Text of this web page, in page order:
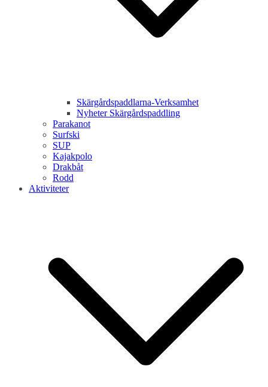
Skärgårdspaddlarna-Verksamhet
Nyheter Skärgårdspaddling
Parakanot
Surfski
SUP
Kajakpolo
Drakbåt
Rodd
Aktiviteter